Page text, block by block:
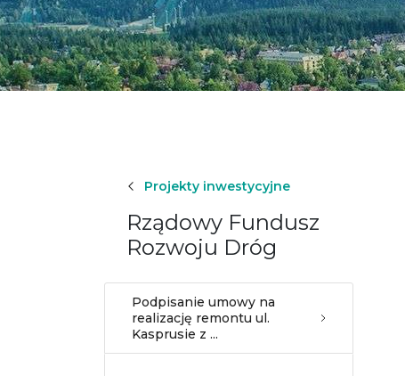
Projekty inwestycyjne
Rządowy Fundusz
Rozwoju Dróg
Podpisanie umowy na
realizację remontu ul.
Kasprusie z ...